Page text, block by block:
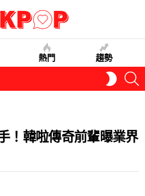
熱門 趨勢
SKIN
！韓啦傳奇前輩曝業界